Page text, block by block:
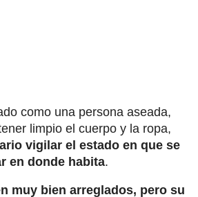
como una persona aseada,
limpio el cuerpo y la ropa,
vigilar el estado en que se
en donde habita.
muy bien arreglados, pero su